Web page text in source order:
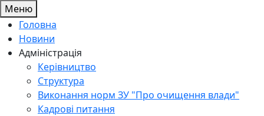
Меню
Головна
Новини
Адміністрація
Керівництво
Структура
Виконання норм ЗУ "Про очищення влади"
Кадрові питання